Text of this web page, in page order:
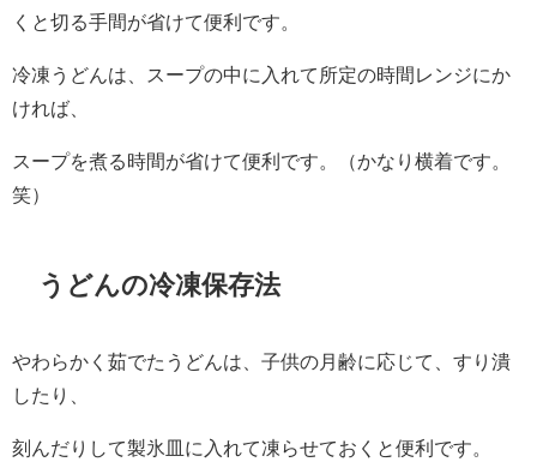
くと切る手間が省けて便利です。
冷凍うどんは、スープの中に入れて所定の時間レンジにか
ければ、
スープを煮る時間が省けて便利です。（かなり横着です。
笑）
うどんの冷凍保存法
やわらかく茹でたうどんは、子供の月齢に応じて、すり潰
したり、
刻んだりして製氷皿に入れて凍らせておくと便利です。